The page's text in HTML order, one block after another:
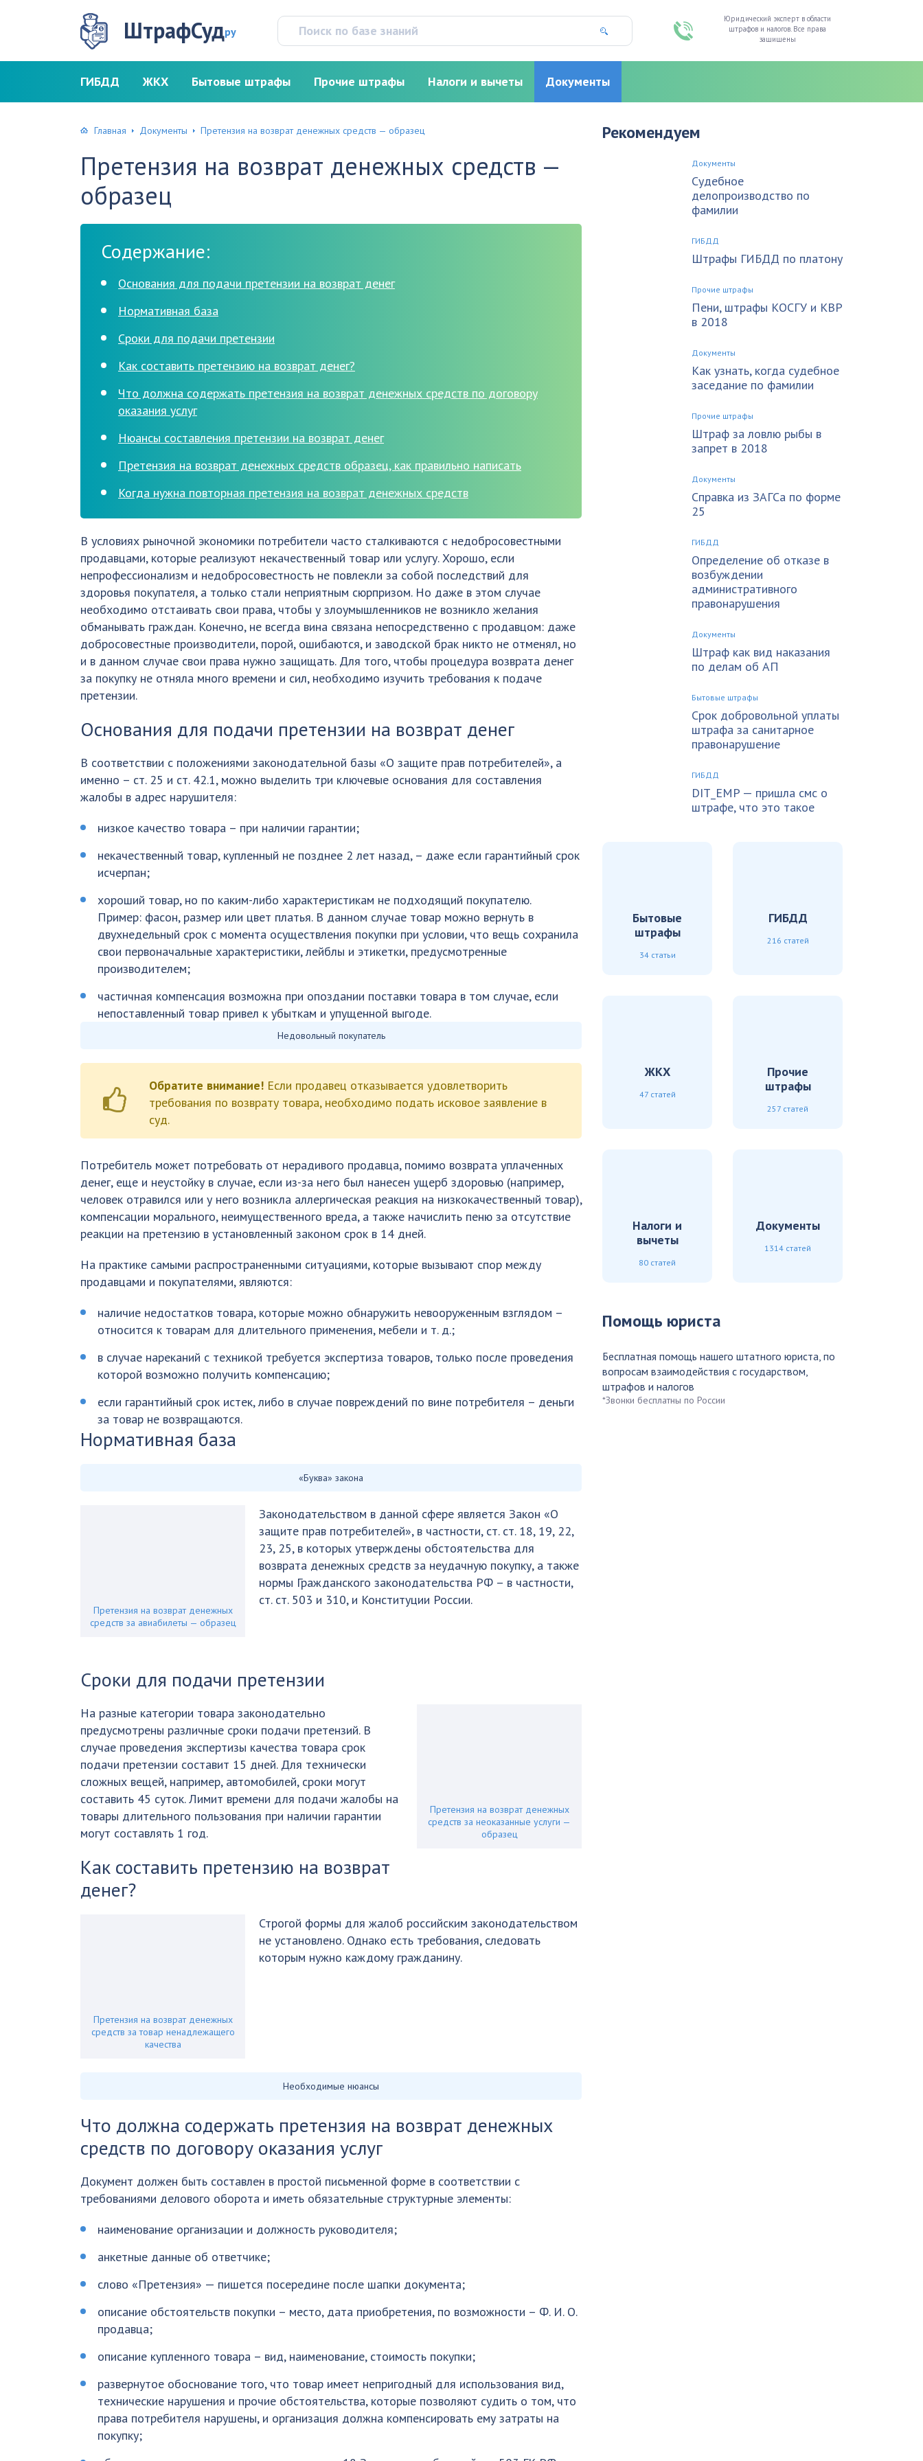
ШтрафСудру
Юридический эксперт в области
штрафов и налогов. Все права
защищены
ГИБДД ЖКХ Бытовые штрафы Прочие штрафы Налоги и вычеты Документы
Главная Документы Претензия на возврат денежных средств — образец
Претензия на возврат денежных средств —
образец
Содержание:
Основания для подачи претензии на возврат денег
Нормативная база
Сроки для подачи претензии
Как составить претензию на возврат денег?
Что должна содержать претензия на возврат денежных средств по договору
оказания услуг
Нюансы составления претензии на возврат денег
Претензия на возврат денежных средств образец, как правильно написать
Когда нужна повторная претензия на возврат денежных средств
В условиях рыночной экономики потребители часто сталкиваются с недобросовестными
продавцами, которые реализуют некачественный товар или услугу. Хорошо, если
непрофессионализм и недобросовестность не повлекли за собой последствий для
здоровья покупателя, а только стали неприятным сюрпризом. Но даже в этом случае
необходимо отстаивать свои права, чтобы у злоумышленников не возникло желания
обманывать граждан. Конечно, не всегда вина связана непосредственно с продавцом: даже
добросовестные производители, порой, ошибаются, и заводской брак никто не отменял, но
и в данном случае свои права нужно защищать. Для того, чтобы процедура возврата денег
за покупку не отняла много времени и сил, необходимо изучить требования к подаче
претензии.
Основания для подачи претензии на возврат денег
В соответствии с положениями законодательной базы «О защите прав потребителей», а
именно – ст. 25 и ст. 42.1, можно выделить три ключевые основания для составления
жалобы в адрес нарушителя:
низкое качество товара – при наличии гарантии;
некачественный товар, купленный не позднее 2 лет назад, – даже если гарантийный срок
исчерпан;
хороший товар, но по каким-либо характеристикам не подходящий покупателю.
Пример: фасон, размер или цвет платья. В данном случае товар можно вернуть в
двухнедельный срок с момента осуществления покупки при условии, что вещь сохранила
свои первоначальные характеристики, лейблы и этикетки, предусмотренные
производителем;
частичная компенсация возможна при опоздании поставки товара в том случае, если
непоставленный товар привел к убыткам и упущенной выгоде.
Недовольный покупатель
Обратите внимание! Если продавец отказывается удовлетворить
требования по возврату товара, необходимо подать исковое заявление в
суд.
Потребитель может потребовать от нерадивого продавца, помимо возврата уплаченных
денег, еще и неустойку в случае, если из-за него был нанесен ущерб здоровью (например,
человек отравился или у него возникла аллергическая реакция на низкокачественный товар),
компенсации морального, неимущественного вреда, а также начислить пеню за отсутствие
реакции на претензию в установленный законом срок в 14 дней.
На практике самыми распространенными ситуациями, которые вызывают спор между
продавцами и покупателями, являются:
наличие недостатков товара, которые можно обнаружить невооруженным взглядом –
относится к товарам для длительного применения, мебели и т. д.;
в случае нареканий с техникой требуется экспертиза товаров, только после проведения
которой возможно получить компенсацию;
если гарантийный срок истек, либо в случае повреждений по вине потребителя – деньги
за товар не возвращаются.
Нормативная база
«Буква» закона
Претензия на возврат денежных
средств за авиабилеты — образец
Законодательством в данной сфере является Закон «О
защите прав потребителей», в частности, ст. ст. 18, 19, 22,
23, 25, в которых утверждены обстоятельства для
возврата денежных средств за неудачную покупку, а также
нормы Гражданского законодательства РФ – в частности,
ст. ст. 503 и 310, и Конституции России.
Сроки для подачи претензии
Претензия на возврат денежных
средств за неоказанные услуги —
образец
На разные категории товара законодательно
предусмотрены различные сроки подачи претензий. В
случае проведения экспертизы качества товара срок
подачи претензии составит 15 дней. Для технически
сложных вещей, например, автомобилей, сроки могут
составить 45 суток. Лимит времени для подачи жалобы на
товары длительного пользования при наличии гарантии
могут составлять 1 год.
Как составить претензию на возврат
денег?
Претензия на возврат денежных
средств за товар ненадлежащего
качества
Строгой формы для жалоб российским законодательством
не установлено. Однако есть требования, следовать
которым нужно каждому гражданину.
Необходимые нюансы
Что должна содержать претензия на возврат денежных
средств по договору оказания услуг
Документ должен быть составлен в простой письменной форме в соответствии с
требованиями делового оборота и иметь обязательные структурные элементы:
наименование организации и должность руководителя;
анкетные данные об ответчике;
слово «Претензия» — пишется посередине после шапки документа;
описание обстоятельств покупки – место, дата приобретения, по возможности – Ф. И. О.
продавца;
описание купленного товара – вид, наименование, стоимость покупки;
развернутое обоснование того, что товар имеет непригодный для использования вид,
технические нарушения и прочие обстоятельства, которые позволяют судить о том, что
права потребителя нарушены, и организация должна компенсировать ему затраты на
покупку;
Рекомендуем
Документы
Судебное
делопроизводство по
фамилии
ГИБДД
Штрафы ГИБДД по платону
Прочие штрафы
Пени, штрафы КОСГУ и КВР
в 2018
Документы
Как узнать, когда судебное
заседание по фамилии
Прочие штрафы
Штраф за ловлю рыбы в
запрет в 2018
Документы
Справка из ЗАГСа по форме
25
ГИБДД
Определение об отказе в
возбуждении
административного
правонарушения
Документы
Штраф как вид наказания
по делам об АП
Бытовые штрафы
Срок добровольной уплаты
штрафа за санитарное
правонарушение
ГИБДД
DIT_EMP — пришла смс о
штрафе, что это такое
Бытовые
штрафы
34 статьи
ГИБДД
216 статей
ЖКХ
47 статей
Прочие
штрафы
257 статей
Налоги и
вычеты
80 статей
Документы
1314 статей
Помощь юриста
Бесплатная помощь нашего штатного юриста, по
вопросам взаимодействия с государством,
штрафов и налогов
*Звонки бесплатны по России